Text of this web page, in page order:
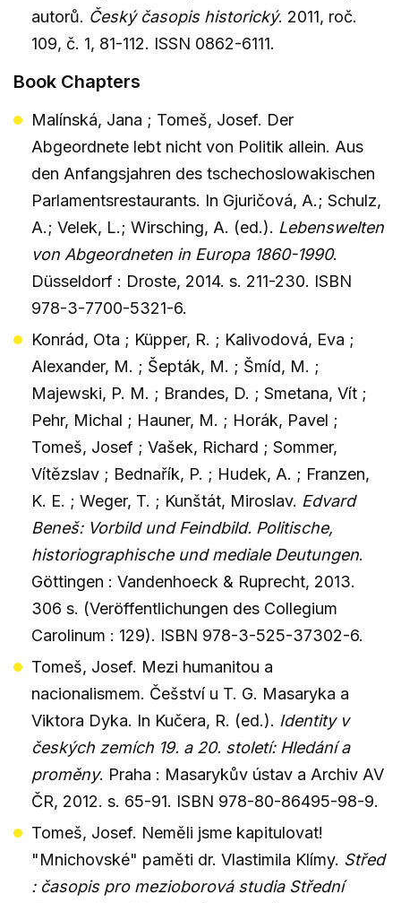
autorů. Český časopis historický. 2011, roč.
109, č. 1, 81-112. ISSN 0862-6111.
Book Chapters
Malínská, Jana ; Tomeš, Josef. Der
Abgeordnete lebt nicht von Politik allein. Aus
den Anfangsjahren des tschechoslowakischen
Parlamentsrestaurants. In Gjuričová, A.; Schulz,
A.; Velek, L.; Wirsching, A. (ed.). Lebenswelten
von Abgeordneten in Europa 1860-1990.
Düsseldorf : Droste, 2014. s. 211-230. ISBN
978-3-7700-5321-6.
Konrád, Ota ; Küpper, R. ; Kalivodová, Eva ;
Alexander, M. ; Šepták, M. ; Šmíd, M. ;
Majewski, P. M. ; Brandes, D. ; Smetana, Vít ;
Pehr, Michal ; Hauner, M. ; Horák, Pavel ;
Tomeš, Josef ; Vašek, Richard ; Sommer,
Vítězslav ; Bednařík, P. ; Hudek, A. ; Franzen,
K. E. ; Weger, T. ; Kunštát, Miroslav. Edvard
Beneš: Vorbild und Feindbild. Politische,
historiographische und mediale Deutungen.
Göttingen : Vandenhoeck & Ruprecht, 2013.
306 s. (Veröffentlichungen des Collegium
Carolinum : 129). ISBN 978-3-525-37302-6.
Tomeš, Josef. Mezi humanitou a
nacionalismem. Češství u T. G. Masaryka a
Viktora Dyka. In Kučera, R. (ed.). Identity v
českých zemích 19. a 20. století: Hledání a
proměny. Praha : Masarykův ústav a Archiv AV
ČR, 2012. s. 65-91. ISBN 978-80-86495-98-9.
Tomeš, Josef. Neměli jsme kapitulovat!
"Mnichovské" paměti dr. Vlastimila Klímy. Střed
: časopis pro mezioborová studia Střední